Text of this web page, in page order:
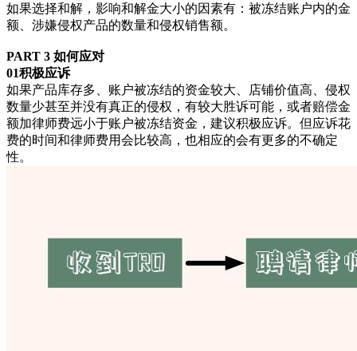
如果选择和解，影响和解金大小的因素有：被冻结账户内的金
额、涉嫌侵权产品的数量和侵权销售额。
PART 3 如何应对
01积极应诉
如果产品库存多、账户被冻结的资金较大、店铺价值高、侵权
数量少甚至并没有真正的侵权，有较大胜诉可能，或者赔偿金
额加律师费远小于账户被冻结资金，建议积极应诉。但应诉花
费的时间和律师费用会比较高，也相应的会有更多的不确定
性。